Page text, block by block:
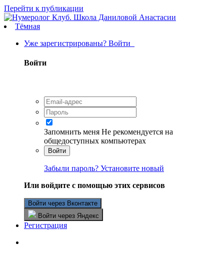
Перейти к публикации
Тёмная
Уже зарегистрированы? Войти
Войти
Запомнить меня Не рекомендуется на
общедоступных компьютерах
Войти
Забыли пароль? Установите новый
Или войдите с помощью этих сервисов
Войти через Вконтакте
Войти через Яндекс
Регистрация